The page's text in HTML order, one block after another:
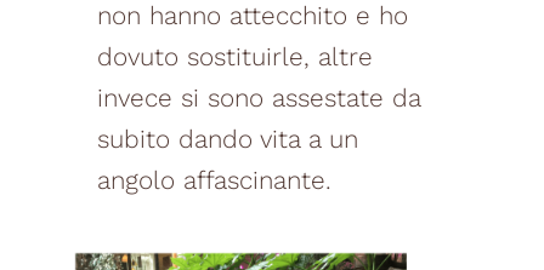
non hanno attecchito e ho
dovuto sostituirle, altre
invece si sono assestate da
subito dando vita a un
angolo affascinante.